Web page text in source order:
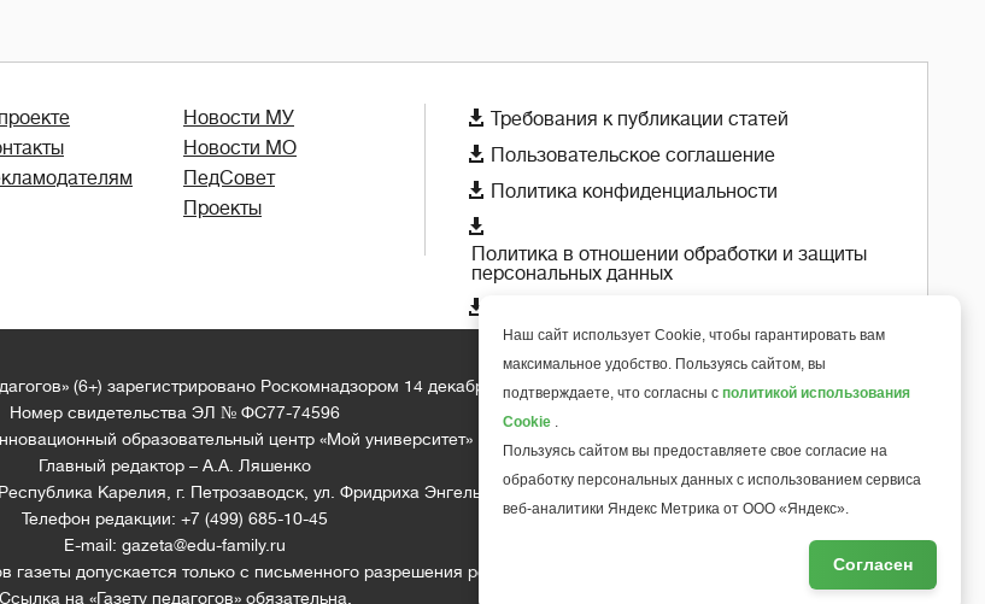
Новости МУ
Новости МО
ПедСовет
Проекты
 Требования к публикации статей
 Пользовательское соглашение
 Политика конфиденциальности

Политика в отношении обработки и защиты
персональных данных

(6+) зарегистрировано Роскомнадзором 14 декабря 2018 года
Номер свидетельства ЭЛ № ФС77-74596
образовательный центр «Мой университет»
Главный редактор – А.А. Ляшенко
Карелия, г. Петрозаводск, ул. Фридриха Энгельса д.10, офис 211
Телефон редакции: +7 (499) 685-10-45
E-mail: gazeta@edu-family.ru
газеты допускается только c письменного разрешения редакции
Ссылка на «Газету педагогов» обязательна.
6+
Наш сайт использует Cookie, чтобы гарантировать вам
максимальное удобство. Пользуясь сайтом, вы
подтверждаете, что согласны с политикой использования
Cookie .
Пользуясь сайтом вы предоставляете свое согласие на
обработку персональных данных с использованием сервиса
веб-аналитики Яндекс Метрика от ООО «Яндекс».
Согласен